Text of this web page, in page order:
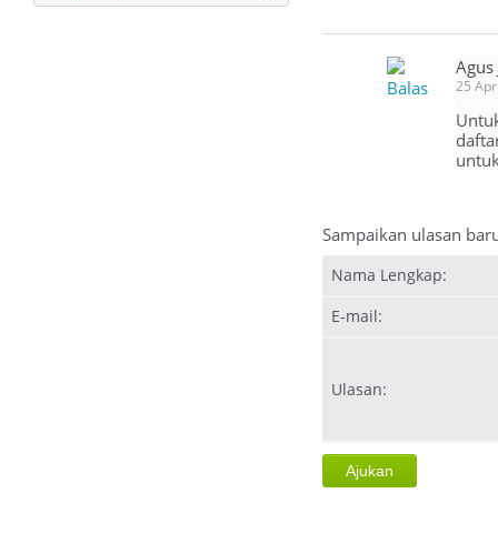
Balas
Agus
25
Sampaikan ulasan
Nama Lengkap:
E-mail:
Ulasan: